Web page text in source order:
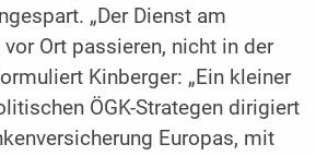
„Der Dienst am
vor Ort passieren, nicht in der
Kinberger: „Ein kleiner
ÖGK-Strategen dirigiert
Europas, mit